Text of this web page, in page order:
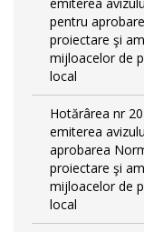
pentru
proiectare şi
mijloacelor de
local
Hotărârea nr
emiterea
aprobarea
proiectare şi
mijloacelor de
local